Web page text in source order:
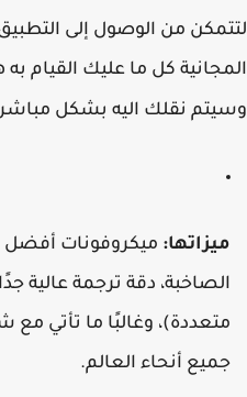
من الوصول إلى
كل ما عليك القيام
نقلك اليه بشكل مباشر.
ميكروفونات أفضل
دقة ترجمة عالية
وغالبًا ما تأتي مع
أنحاء العالم.